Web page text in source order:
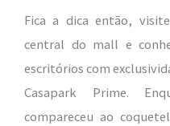
Fica a dica então,
central do mall e
escritórios com
Casapark Prime.
compareceu ao